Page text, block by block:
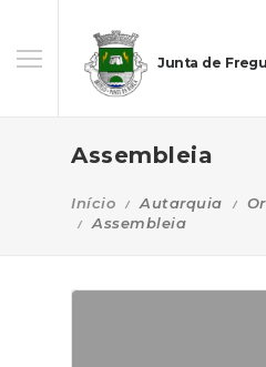
Junta de
Assembleia
Início Autarquia
Assembleia